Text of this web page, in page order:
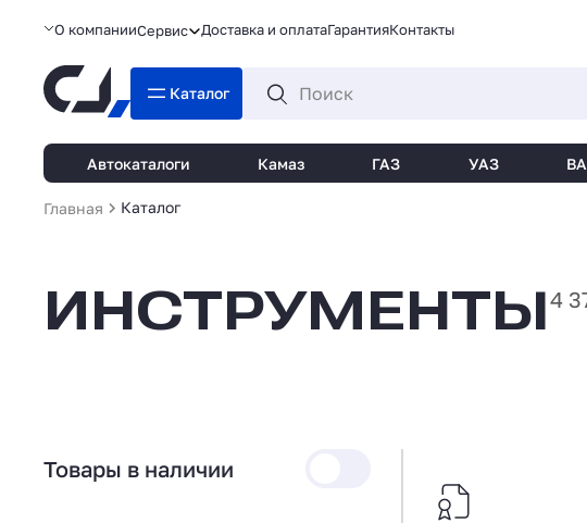
О компанииСервис Доставка и оплатаГарантияКонтакты
Каталог
Автокаталоги Камаз ГАЗ УАЗ
Главная Каталог
ИНСТРУМЕНТЫ4
Товары в наличии